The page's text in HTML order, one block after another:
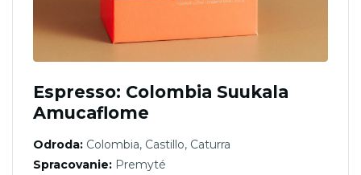
Espresso: Colombia Suukala
Amucaflome
Odroda: Colombia, Castillo, Caturra
Spracovanie: Premyté